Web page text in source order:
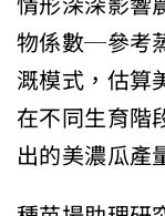
物係數─參考
溉模式，估
在不同生育
出的美濃瓜產